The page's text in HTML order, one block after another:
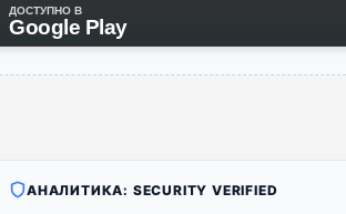
ДОСТУПНО В
Google Play
АНАЛИТИКА: SECURITY VERIFIED